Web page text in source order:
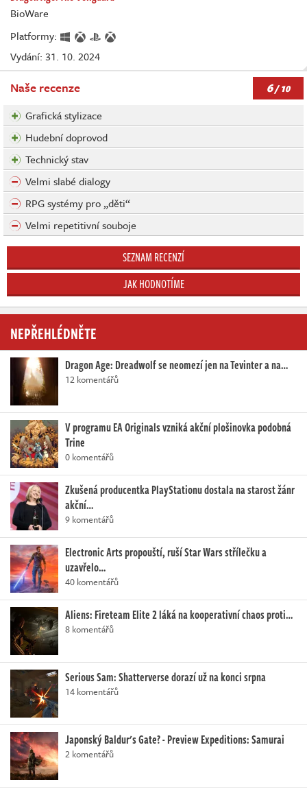
BioWare
Platformy:
Vydání: 31. 10. 2024
Naše recenze 6/ 10
Grafická stylizace
Hudební doprovod
Technický stav
Velmi slabé dialogy
RPG systémy pro „děti“
Velmi repetitivní souboje
SEZNAM RECENZÍ
JAK HODNOTÍME
NEPŘEHLÉDNĚTE
Dragon Age: Dreadwolf se neomezí jen na Tevinter a na…
12 komentářů
V programu EA Originals vzniká akční plošinovka podobná
Trine
0 komentářů
Zkušená producentka PlayStationu dostala na starost žánr
akční…
9 komentářů
Electronic Arts propouští, ruší Star Wars střílečku a
uzavřelo…
40 komentářů
Aliens: Fireteam Elite 2 láká na kooperativní chaos proti…
8 komentářů
Serious Sam: Shatterverse dorazí už na konci srpna
14 komentářů
Japonský Baldur's Gate? - Preview Expeditions: Samurai
2 komentářů